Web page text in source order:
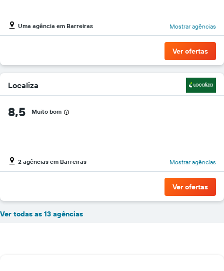
para
as
Uma agência em Barreiras Mostrar agências
Ver ofertas
Localiza
8,5 Muito bom
2 agências em Barreiras Mostrar agências
Ver ofertas
Ver todas as 13 agências